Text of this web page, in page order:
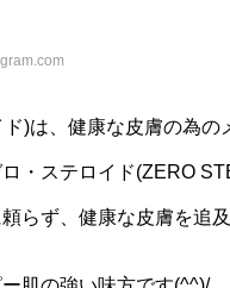
)は、健康な皮膚の為
・ステロイド(ZERO
らず、健康な皮膚を追